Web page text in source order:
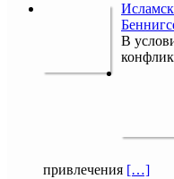
В
привлечения […]